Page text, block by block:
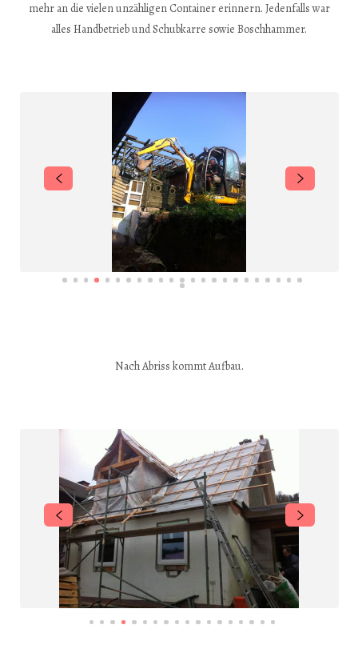
mehr an die vielen unzähligen Container erinnern. Jedenfalls war
alles Handbetrieb und Schubkarre sowie Boschhammer.
Nach Abriss kommt Aufbau.